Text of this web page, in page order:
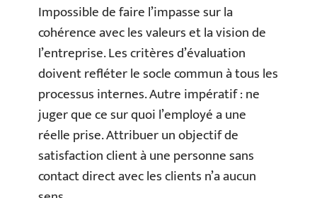
Impossible de faire l’impasse sur la
cohérence avec les valeurs et la vision de
l’entreprise. Les critères d’évaluation
doivent refléter le socle commun à tous les
processus internes. Autre impératif : ne
juger que ce sur quoi l’employé a une
réelle prise. Attribuer un objectif de
satisfaction client à une personne sans
contact direct avec les clients n’a aucun